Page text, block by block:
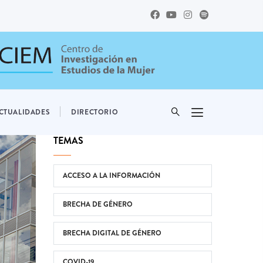
DIRECTORIO
TEMAS
ACCESO A LA INFORMACIÓN
BRECHA DE GÉNERO
BRECHA DIGITAL DE GÉNERO